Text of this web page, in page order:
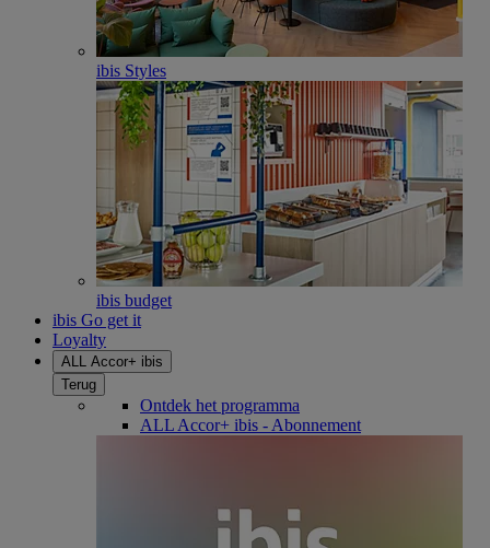
ibis Styles
ibis budget
ibis Go get it
Loyalty
ALL Accor+ ibis
Terug
Ontdek het programma
ALL Accor+ ibis - Abonnement